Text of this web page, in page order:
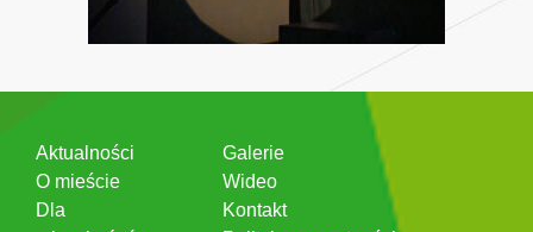
Aktualności
O mieście
Dla
Galerie
Wideo
Kontakt